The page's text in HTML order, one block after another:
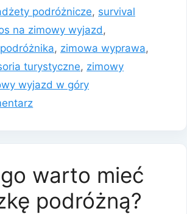
podróżnicze, survival
na zimowy wyjazd ,
, zimowa wyprawa,
turystyczne, zimowy
wyjazd w góry
warto mieć
podróżną?